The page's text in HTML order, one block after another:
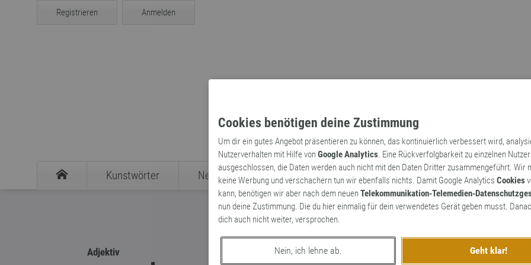
Cookies benötigen deine Zustimmung
Um dir ein gutes Angebot präsentieren zu können, das kontinuierlich verbessert wird,
Nutzerverhalten mit Hilfe vonGoogle Analytics. Eine Rückverfolgbarkeit zu einzelnen
ausgeschlossen, die Daten werden auch nicht mit den Daten Dritter zusammengeführt. Wir
keine Werbung und verschachern tun wir ebenfalls nichts. Damit Google Analytics Cookies
kann, benötigen wir aber nach dem neuenTelekommunikation-Telemedien-
nun deine Zustimmung. Die du hier einmalig für dein verwendetes Gerät geben musst.
dich auch nicht weiter, versprochen.
Nein, ich lehne ab. Geht klar!
Registrieren Anmelden
Kunstwörter Neologismen Archaismen Markennamen
Adjektiv